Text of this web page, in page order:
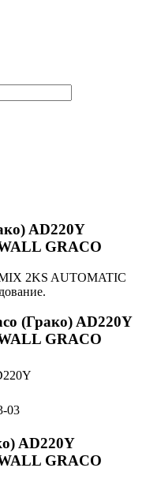
AD220Y
GRACO
2KS AUTOMATIC
(Грако) AD220Y
GRACO
03
AD220Y
GRACO